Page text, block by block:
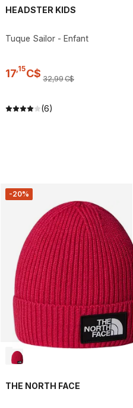
HEADSTER KIDS
Tuque Sailor - Enfant
17,15C$ 32,99C$
(6)
-20%
THE NORTH FACE